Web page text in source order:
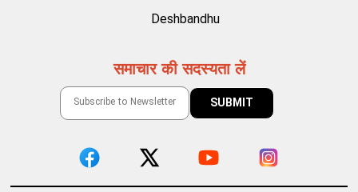
Deshbandhu
समाचार की सदस्यता लें